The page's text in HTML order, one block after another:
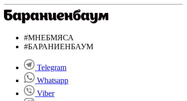
#МНЕБМЯСА
#БАРАНИЕНБАУМ
Telegram
Whatsapp
Viber